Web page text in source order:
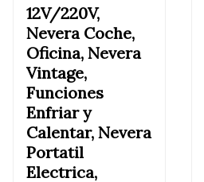
12V/220V,
Nevera Coche,
Oficina, Nevera
Vintage,
Funciones
Enfriar y
Calentar, Nevera
Portatil
Electrica,